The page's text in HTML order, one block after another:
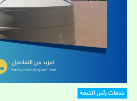
خدمات رأس الخيمة